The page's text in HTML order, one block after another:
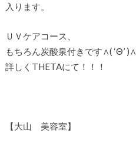
入ります。
ＵＶケアコース、
もちろん炭酸泉付きです∧( ‘Θ’ )∧
詳しくTHETAにて！！！
【大山 美容室】